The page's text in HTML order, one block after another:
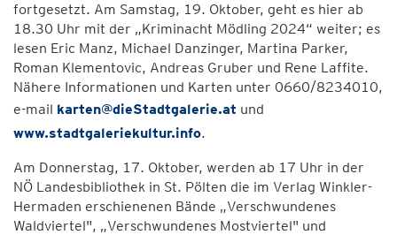
fortgesetzt. Am Samstag, 19. Oktober, geht es hier ab
18.30 Uhr mit der „Kriminacht Mödling 2024“ weiter; es
lesen Eric Manz, Michael Danzinger, Martina Parker,
Roman Klementovic, Andreas Gruber und Rene Laffite.
Nähere Informationen und Karten unter 0660/8234010,
e-mail karten@dieStadtgalerie.at und
www.stadtgaleriekultur.info.
Am Donnerstag, 17. Oktober, werden ab 17 Uhr in der
NÖ Landesbibliothek in St. Pölten die im Verlag Winkler-
Hermaden erschienenen Bände „Verschwundenes
Waldviertel", „Verschwundenes Mostviertel" und